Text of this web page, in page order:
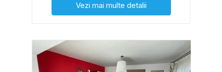
Vezi mai multe detalii